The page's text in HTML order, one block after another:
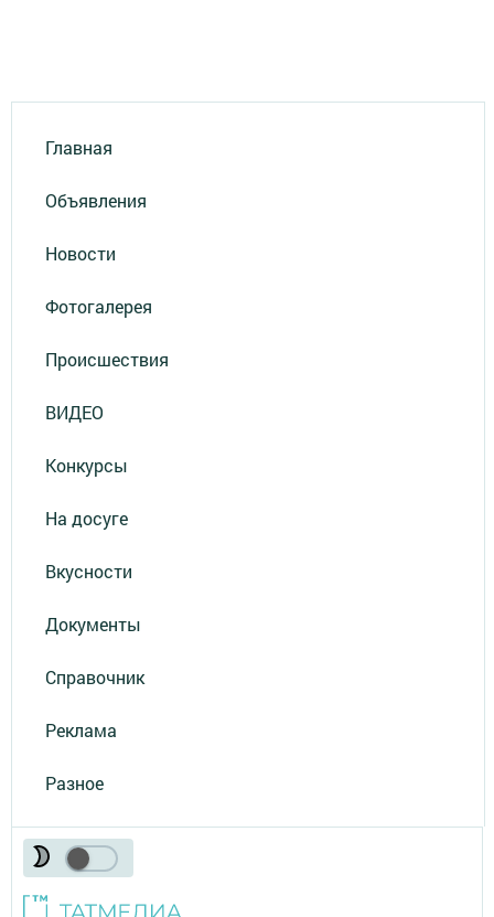
Главная
Объявления
Новости
Фотогалерея
Происшествия
ВИДЕО
Конкурсы
На досуге
Вкусности
Документы
Справочник
Реклама
Разное